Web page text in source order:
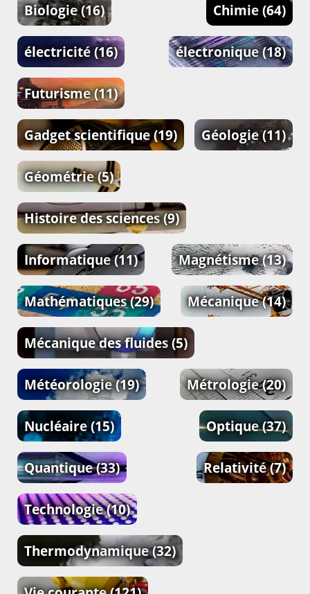
Biologie(16) Chimie (64)
électricité(16) électronique(18)
Futurisme(11)
Gadget scientifique(19) Géologie(11)
Géométrie(5)
Histoire des sciences(9)
Informatique(11) Magnétisme(13)
Mathématiques(29) Mécanique(14)
Mécanique des fluides (5)
Météorologie(19) Métrologie(20)
Nucléaire(15) Optique(37)
Quantique(33) Relativité(7)
Technologie(10)
Thermodynamique(32)